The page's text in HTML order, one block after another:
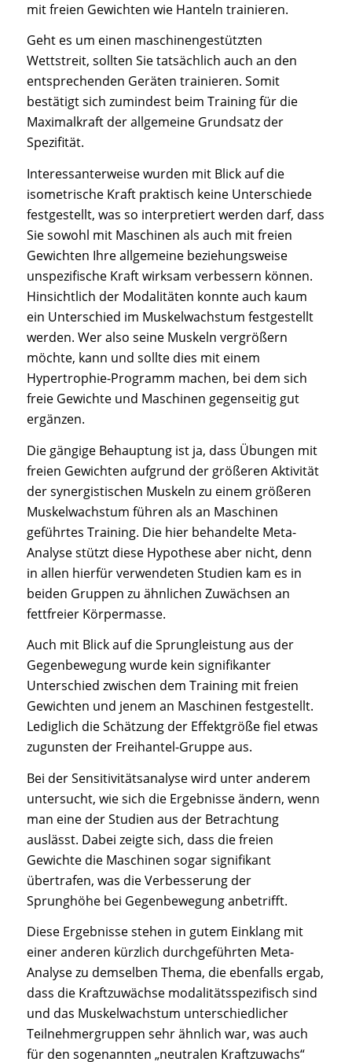
mit freien Gewichten wie Hanteln trainieren.
Geht es um einen maschinengestützten
Wettstreit, sollten Sie tatsächlich auch an den
entsprechenden Geräten trainieren. Somit
bestätigt sich zumindest beim Training für die
Maximalkraft der allgemeine Grundsatz der
Spezifität.
Interessanterweise wurden mit Blick auf die
isometrische Kraft praktisch keine Unterschiede
festgestellt, was so interpretiert werden darf, dass
Sie sowohl mit Maschinen als auch mit freien
Gewichten Ihre allgemeine beziehungsweise
unspezifische Kraft wirksam verbessern können.
Hinsichtlich der Modalitäten konnte auch kaum
ein Unterschied im Muskelwachstum festgestellt
werden. Wer also seine Muskeln vergrößern
möchte, kann und sollte dies mit einem
Hypertrophie-Programm machen, bei dem sich
freie Gewichte und Maschinen gegenseitig gut
ergänzen.
Die gängige Behauptung ist ja, dass Übungen mit
freien Gewichten aufgrund der größeren Aktivität
der synergistischen Muskeln zu einem größeren
Muskelwachstum führen als an Maschinen
geführtes Training. Die hier behandelte Meta-
Analyse stützt diese Hypothese aber nicht, denn
in allen hierfür verwendeten Studien kam es in
beiden Gruppen zu ähnlichen Zuwächsen an
fettfreier Körpermasse.
Auch mit Blick auf die Sprungleistung aus der
Gegenbewegung wurde kein signifikanter
Unterschied zwischen dem Training mit freien
Gewichten und jenem an Maschinen festgestellt.
Lediglich die Schätzung der Effektgröße fiel etwas
zugunsten der Freihantel-Gruppe aus.
Bei der Sensitivitätsanalyse wird unter anderem
untersucht, wie sich die Ergebnisse ändern, wenn
man eine der Studien aus der Betrachtung
auslässt. Dabei zeigte sich, dass die freien
Gewichte die Maschinen sogar signifikant
übertrafen, was die Verbesserung der
Sprunghöhe bei Gegenbewegung anbetrifft.
Diese Ergebnisse stehen in gutem Einklang mit
einer anderen kürzlich durchgeführten Meta-
Analyse zu demselben Thema, die ebenfalls ergab,
dass die Kraftzuwächse modalitätsspezifisch sind
und das Muskelwachstum unterschiedlicher
Teilnehmergruppen sehr ähnlich war, was auch
für den sogenannten „neutralen Kraftzuwachs“